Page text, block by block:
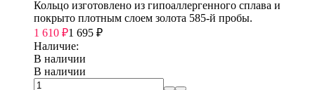
Кольцо изготовлено из гипоаллергенного сплава и
покрыто плотным слоем золота 585-й пробы.
1 610 ₽1 695 ₽
Наличие:
В наличии
В наличии